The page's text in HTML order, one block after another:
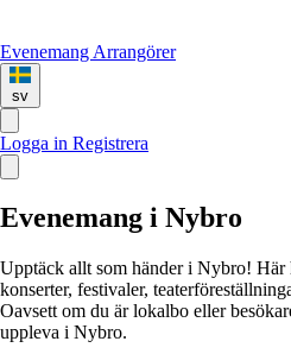
Evenemang Arrangörer
sv
Logga in Registrera
Evenemang i Nybro
Upptäck allt som händer i Nybro! Här
konserter, festivaler,
Oavsett om du är lokalbo eller
uppleva i Nybro.